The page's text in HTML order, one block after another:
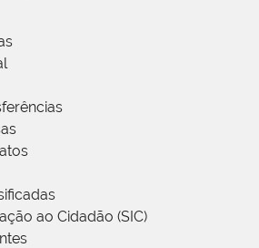
ao Cidadão (SIC)